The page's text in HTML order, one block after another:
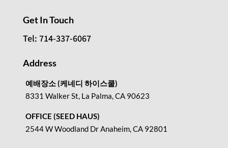
Get In Touch
Tel: 714-337-6067
Address
예배장소 (케네디 하이스쿨)
8331 Walker St, La Palma, CA 90623
OFFICE (SEED HAUS)
2544 W Woodland Dr Anaheim, CA 92801